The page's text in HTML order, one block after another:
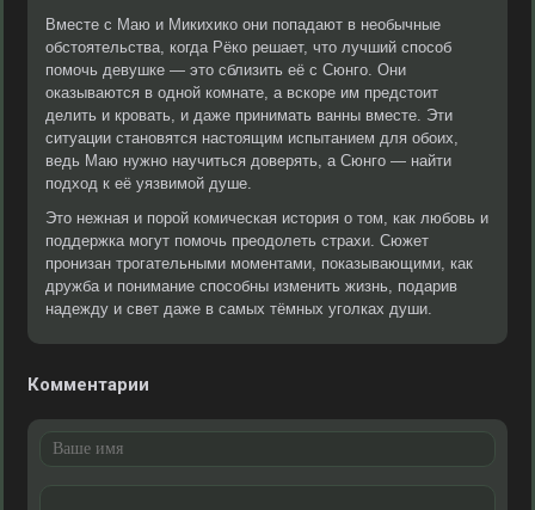
Вместе с Маю и Микихико они попадают в необычные
обстоятельства, когда Рёко решает, что лучший способ
помочь девушке — это сблизить её с Сюнго. Они
оказываются в одной комнате, а вскоре им предстоит
делить и кровать, и даже принимать ванны вместе. Эти
ситуации становятся настоящим испытанием для обоих,
ведь Маю нужно научиться доверять, а Сюнго — найти
подход к её уязвимой душе.
Это нежная и порой комическая история о том, как любовь и
поддержка могут помочь преодолеть страхи. Сюжет
пронизан трогательными моментами, показывающими, как
дружба и понимание способны изменить жизнь, подарив
надежду и свет даже в самых тёмных уголках души.
Комментарии